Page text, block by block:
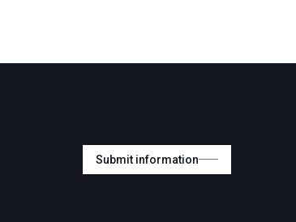
Submit information